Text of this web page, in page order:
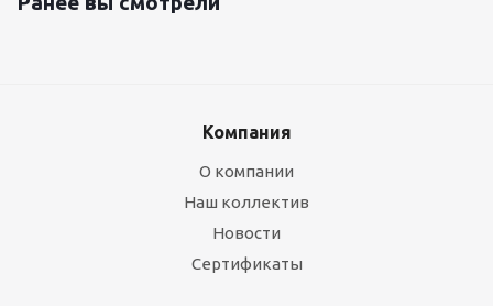
Компания
О компании
Наш коллектив
Новости
Сертификаты